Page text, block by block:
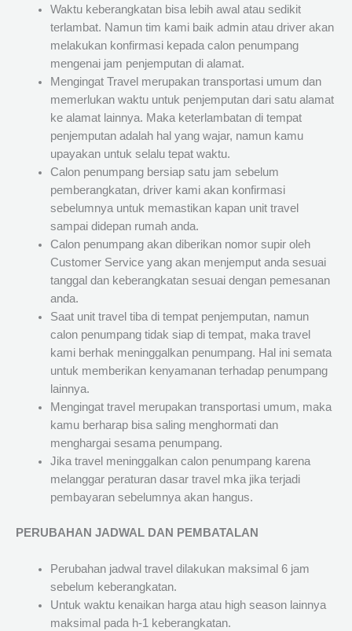
Waktu keberangkatan bisa lebih awal atau sedikit
terlambat. Namun tim kami baik admin atau driver akan
melakukan konfirmasi kepada calon penumpang
mengenai jam penjemputan di alamat.
Mengingat Travel merupakan transportasi umum dan
memerlukan waktu untuk penjemputan dari satu alamat
ke alamat lainnya. Maka keterlambatan di tempat
penjemputan adalah hal yang wajar, namun kamu
upayakan untuk selalu tepat waktu.
Calon penumpang bersiap satu jam sebelum
pemberangkatan, driver kami akan konfirmasi
sebelumnya untuk memastikan kapan unit travel
sampai didepan rumah anda.
Calon penumpang akan diberikan nomor supir oleh
Customer Service yang akan menjemput anda sesuai
tanggal dan keberangkatan sesuai dengan pemesanan
anda.
Saat unit travel tiba di tempat penjemputan, namun
calon penumpang tidak siap di tempat, maka travel
kami berhak meninggalkan penumpang. Hal ini semata
untuk memberikan kenyamanan terhadap penumpang
lainnya.
Mengingat travel merupakan transportasi umum, maka
kamu berharap bisa saling menghormati dan
menghargai sesama penumpang.
Jika travel meninggalkan calon penumpang karena
melanggar peraturan dasar travel mka jika terjadi
pembayaran sebelumnya akan hangus.
PERUBAHAN JADWAL DAN PEMBATALAN
Perubahan jadwal travel dilakukan maksimal 6 jam
sebelum keberangkatan.
Untuk waktu kenaikan harga atau high season lainnya
maksimal pada h-1 keberangkatan.